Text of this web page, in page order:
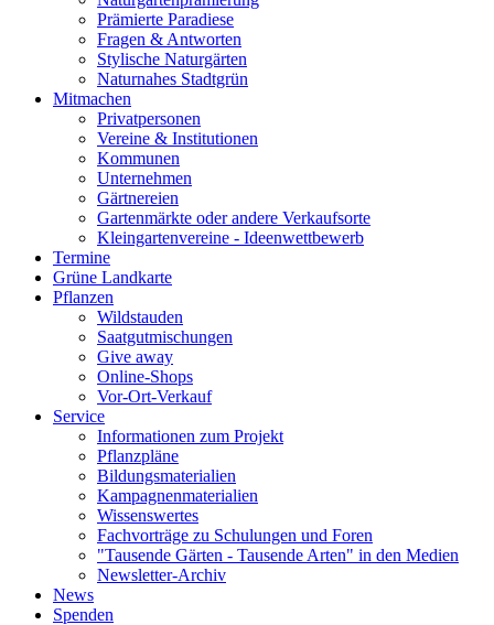
Prämierte Paradiese
Fragen & Antworten
Stylische Naturgärten
Naturnahes Stadtgrün
Mitmachen
Privatpersonen
Vereine & Institutionen
Kommunen
Unternehmen
Gärtnereien
Gartenmärkte oder andere Verkaufsorte
Kleingartenvereine - Ideenwettbewerb
Termine
Grüne Landkarte
Pflanzen
Wildstauden
Saatgutmischungen
Give away
Online-Shops
Vor-Ort-Verkauf
Service
Informationen zum Projekt
Pflanzpläne
Bildungsmaterialien
Kampagnenmaterialien
Wissenswertes
Fachvorträge zu Schulungen und Foren
"Tausende Gärten - Tausende Arten" in den Medien
Newsletter-Archiv
News
Spenden